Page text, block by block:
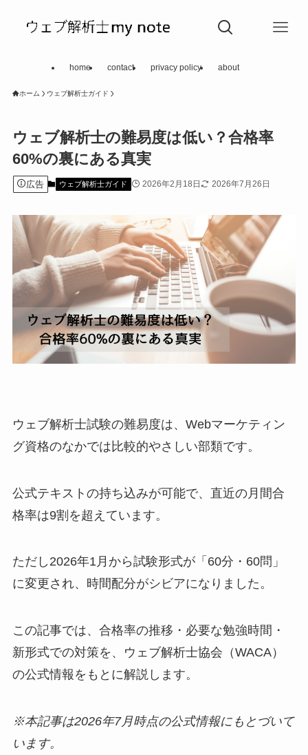
home contact privacy policy about
ホーム ウェブ解析士ガイド
ウェブ解析士の難易度は低い？合格率
60%の裏にある真実
広告 ウェブ解析士ガイド 2026年2月18日 2026年7月26日
ウェブ解析士試験の難易度は、Webマーケティン
グ資格のなかでは比較的やさしい部類です。
公式テキストの持ち込みが可能で、直近の月間合
格率は9割を超えています。
ただし2026年1月から試験形式が「60分・60問」
に変更され、時間配分がシビアになりました。
この記事では、合格率の推移・必要な勉強時間・
新形式での対策を、ウェブ解析士協会（WACA）
の公式情報をもとに解説します。
※本記事は2026年7月時点の公式情報にもとづいて
います。